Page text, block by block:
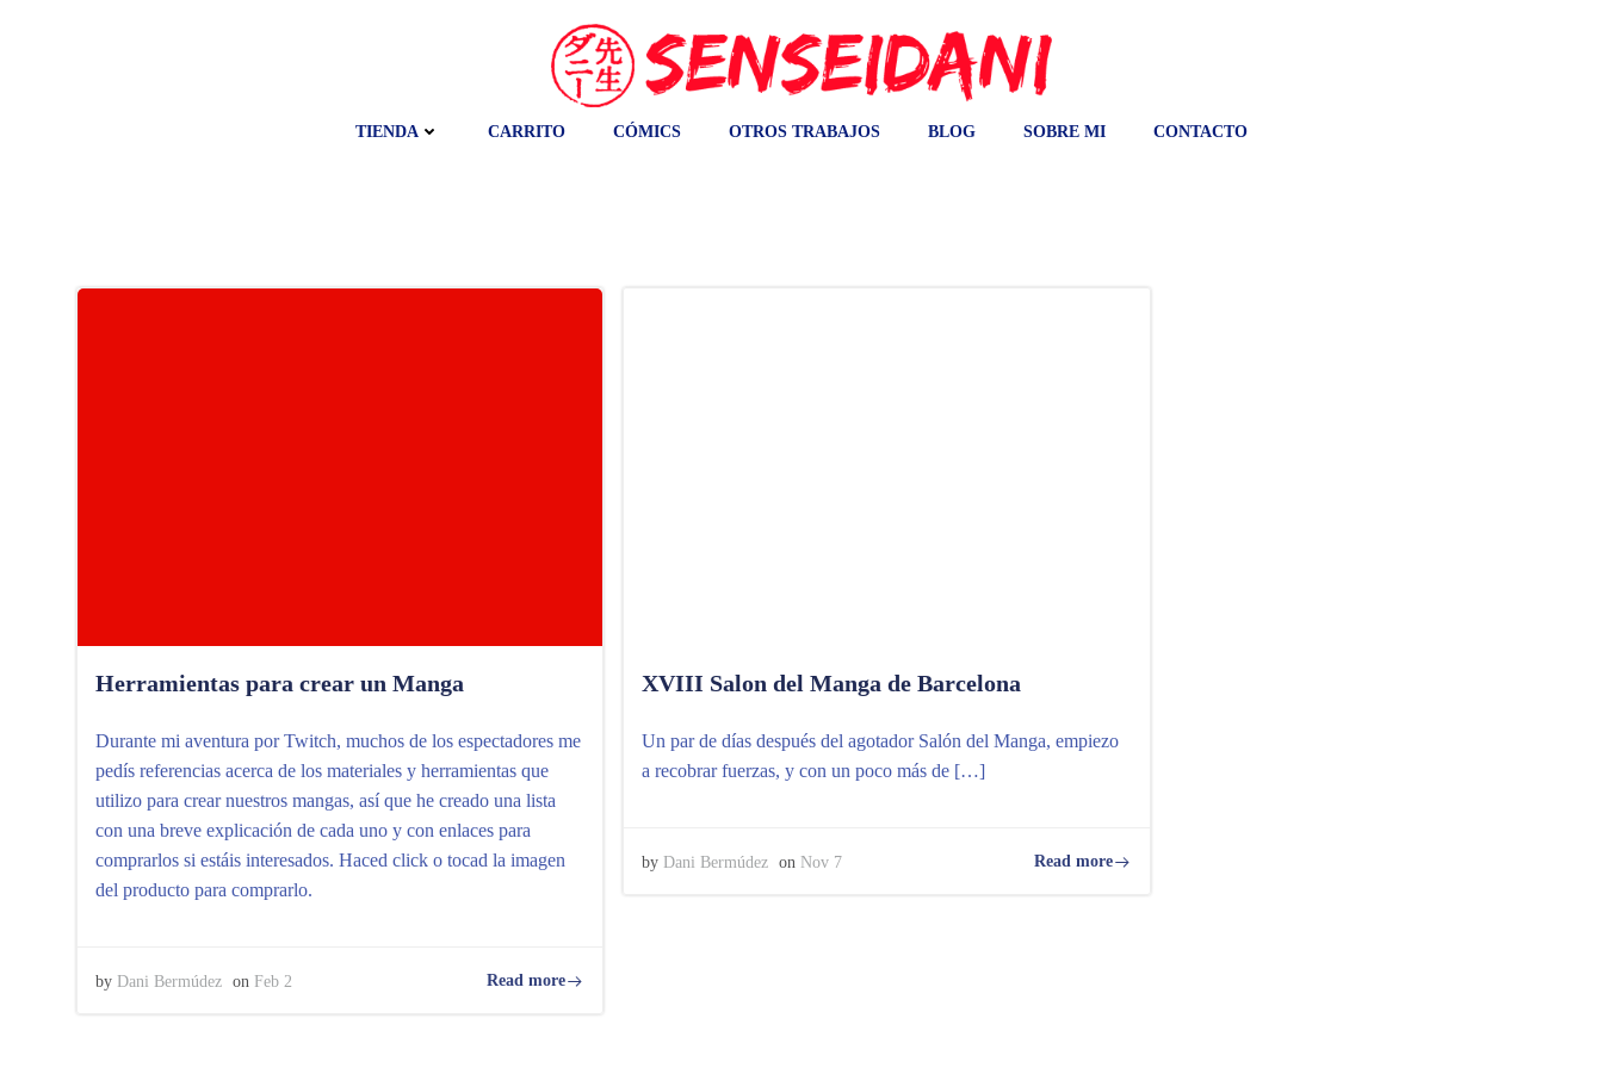
TIENDA CARRITO CÓMICS OTROS TRABAJOS BLOG SOBRE MI CONTACTO
Herramientas para crear un Manga
Durante mi aventura por Twitch, muchos de los espectadores me
pedís referencias acerca de los materiales y herramientas que
utilizo para crear nuestros mangas, así que he creado una lista
con una breve explicación de cada uno y con enlaces para
comprarlos si estáis interesados. Haced click o tocad la imagen
del producto para comprarlo.
by Dani Bermúdez on Feb 2 Read more
XVIII Salon del Manga de Barcelona
Un par de días después del agotador Salón del Manga, empiezo
a recobrar fuerzas, y con un poco más de […]
by Dani Bermúdez on Nov 7 Read more